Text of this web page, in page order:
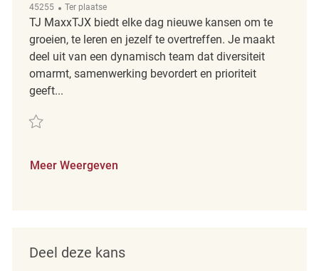
45255
Afgelegen
Ter plaatse
TJ MaxxTJX biedt elke dag nieuwe kansen om te
groeien, te leren en jezelf te overtreffen. Je maakt
deel uit van een dynamisch team dat diversiteit
omarmt, samenwerking bevordert en prioriteit
geeft...
Redden Full Time Merchandising Coordinator REQ96389
Meer Weergeven
Deel deze kans